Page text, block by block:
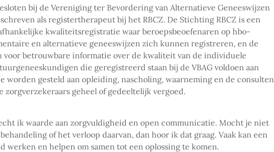
bij de Vereniging ter Bevordering van Alternatieve Geneeswijzen
als registertherapeut bij het RBCZ. De Stichting RBCZ is een
kwaliteitsregistratie waar beroepsbeoefenaren op hbo-
en alternatieve geneeswijzen zich kunnen registreren, en de
voor betrouwbare informatie over de kwaliteit van de individuele
die geregistreerd staan bij de VBAG voldoen aan
worden gesteld aan opleiding, nascholing, waarneming en de consulten
zorgverzekeraars geheel of gedeeltelijk vergoed.
ik waarde aan zorgvuldigheid en open communicatie. Mocht je niet
of het verloop daarvan, dan hoor ik dat graag. Vaak kan een
werken en helpen om samen tot een oplossing te komen.